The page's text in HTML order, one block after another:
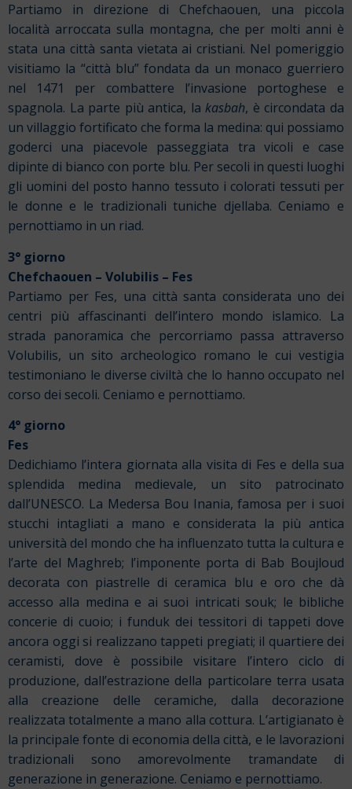
Partiamo in direzione di Chefchaouen, una piccola
località arroccata sulla montagna, che per molti anni è
stata una città santa vietata ai cristiani. Nel pomeriggio
visitiamo la “città blu” fondata da un monaco guerriero
nel 1471 per combattere l’invasione portoghese e
spagnola. La parte più antica, lakasbah, è circondata da
un villaggio fortificato che forma la medina: qui possiamo
goderci una piacevole passeggiata tra vicoli e case
dipinte di bianco con porte blu. Per secoli in questi luoghi
gli uomini del posto hanno tessuto i colorati tessuti per
le donne e le tradizionali tuniche djellaba. Ceniamo e
pernottiamo in un riad.
3° giorno
Chefchaouen – Volubilis – Fes
Partiamo per Fes, una città santa considerata uno dei
centri più affascinanti dell’intero mondo islamico. La
strada panoramica che percorriamo passa attraverso
Volubilis, un sito archeologico romano le cui vestigia
testimoniano le diverse civiltà che lo hanno occupato nel
corso dei secoli. Ceniamo e pernottiamo.
4° giorno
Fes
Dedichiamo l’intera giornata alla visita di Fes e della sua
splendida medina medievale, un sito patrocinato
dall’UNESCO. La Medersa Bou Inania, famosa per i suoi
stucchi intagliati a mano e considerata la più antica
università del mondo che ha influenzato tutta la cultura e
l’arte del Maghreb; l’imponente porta di Bab Boujloud
decorata con piastrelle di ceramica blu e oro che dà
accesso alla medina e ai suoi intricati souk; le bibliche
concerie di cuoio; i funduk dei tessitori di tappeti dove
ancora oggi si realizzano tappeti pregiati; il quartiere dei
ceramisti, dove è possibile visitare l’intero ciclo di
produzione, dall’estrazione della particolare terra usata
alla creazione delle ceramiche, dalla decorazione
realizzata totalmente a mano alla cottura. L’artigianato è
la principale fonte di economia della città, e le lavorazioni
tradizionali sono amorevolmente tramandate di
generazione in generazione. Ceniamo e pernottiamo.